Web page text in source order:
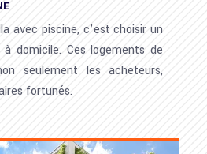
avec piscine, c’est choisir un
domicile. Ces logements de
seulement les acheteurs,
fortunés.